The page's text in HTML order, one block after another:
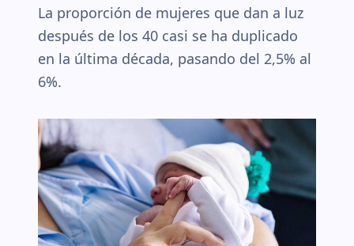
La proporción de mujeres que dan a luz
después de los 40 casi se ha duplicado
en la última década, pasando del 2,5% al
6%.